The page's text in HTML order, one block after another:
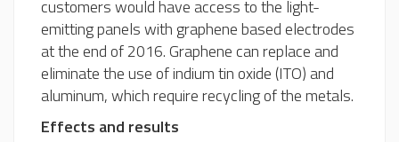
customers would have access to the light-
emitting panels with graphene based electrodes
at the end of 2016. Graphene can replace and
eliminate the use of indium tin oxide (ITO) and
aluminum, which require recycling of the metals.
Effects and results